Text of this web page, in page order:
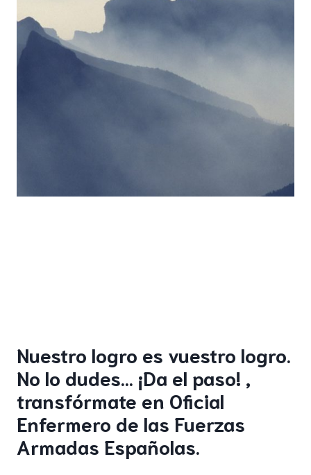
Nuestro logro es vuestro logro.
No lo dudes… ¡Da el paso! ,
transfórmate en Oficial
Enfermero de las Fuerzas
Armadas Españolas.